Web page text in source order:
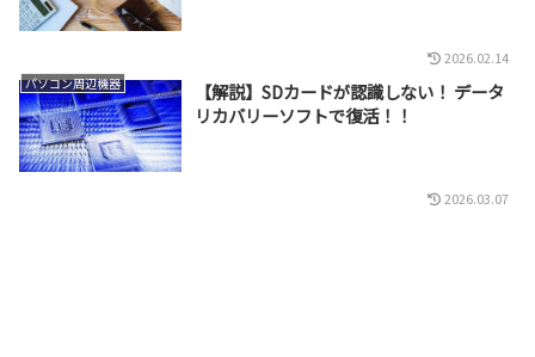
2026.02.14
パソコン周辺機器
【解説】SDカードが認識しない！ データ
リカバリーソフトで復活！！
2026.03.07